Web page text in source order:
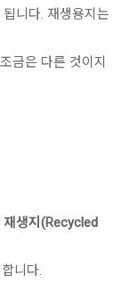
니다. 재생용지는
금은 다른 것이지
재생지(Recycled
니다.